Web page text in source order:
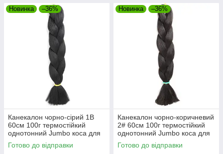
Новинка –36%
Канекалон чорно-сірий 1В
60см 100г термостійкий
однотонний Jumbo коса для
плетіння афро кіски дред
брейдів
Готово до відправки
Новинка –36%
Канекалон чорно-коричневий
2# 60см 100г термостійкий
однотонний Jumbo коса для
плетіння афро кіски дред
брейдів
Готово до відправки